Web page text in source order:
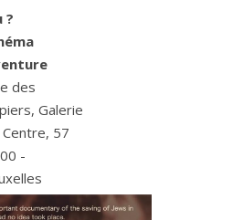
?
des
Galerie
57
-